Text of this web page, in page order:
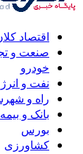
اقتصاد
صنعت و
خودرو
نفت و
راه و
بانک و بیمه
بورس
کشاورزی